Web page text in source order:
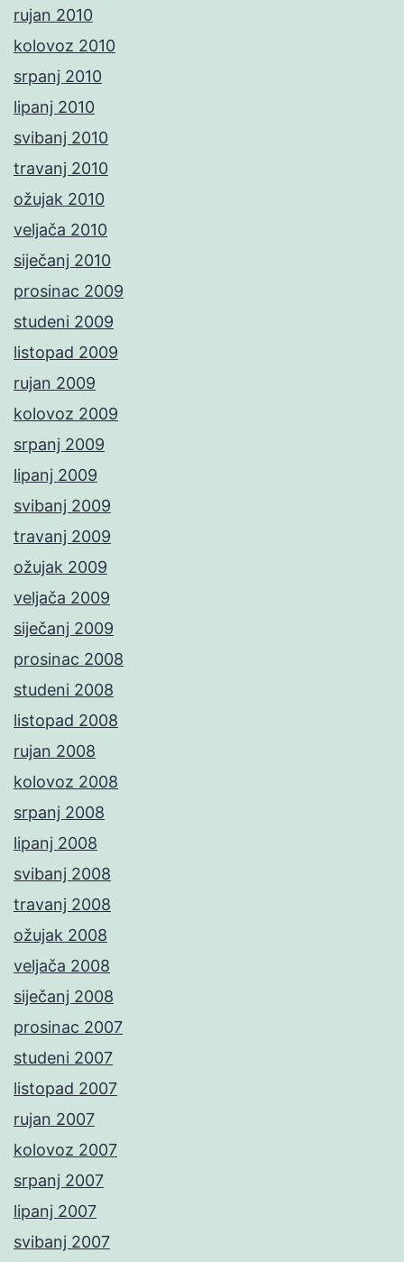
rujan 2010
kolovoz 2010
srpanj 2010
lipanj 2010
svibanj 2010
travanj 2010
ožujak 2010
veljača 2010
siječanj 2010
prosinac 2009
studeni 2009
listopad 2009
rujan 2009
kolovoz 2009
srpanj 2009
lipanj 2009
svibanj 2009
travanj 2009
ožujak 2009
veljača 2009
siječanj 2009
prosinac 2008
studeni 2008
listopad 2008
rujan 2008
kolovoz 2008
srpanj 2008
lipanj 2008
svibanj 2008
travanj 2008
ožujak 2008
veljača 2008
siječanj 2008
prosinac 2007
studeni 2007
listopad 2007
rujan 2007
kolovoz 2007
srpanj 2007
lipanj 2007
svibanj 2007